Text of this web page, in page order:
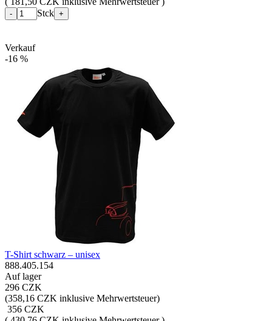
- Stck +
Verkauf
-16 %
T-Shirt schwarz – unisex
888.405.154
Auf lager
296 CZK
(358,16 CZK inklusive Mehrwertsteuer)
356 CZK